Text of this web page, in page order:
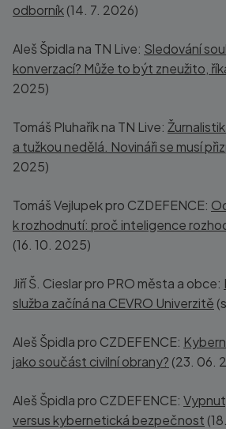
odborník(14. 7. 2026)
Aleš Špidla na TN Live: Sledování
konverzací? Může to být zneužito,
2025)
Tomáš Pluhařík na TN Live:
a tužkou nedělá. Novináři se musí
2025)
Tomáš Vejlupek pro CZDEFENCE:
k rozhodnutí: proč inteligence
(16. 10. 2025)
Jiří Š. Cieslar pro PRO města a obce:
služba začíná na CEVRO Univerzitě
Aleš Špidla pro CZDEFENCE:
jako součást civilní obrany? (23. 06.
Aleš Špidla pro CZDEFENCE:
versus kybernetická bezpečnost (